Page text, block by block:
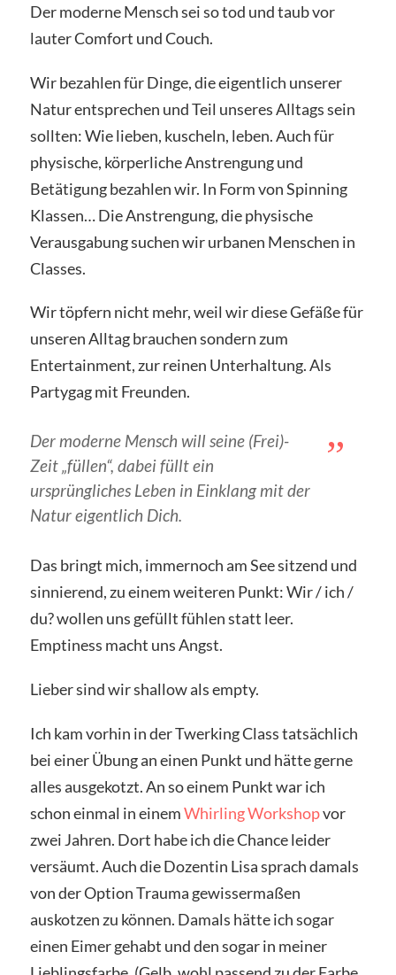
Der moderne Mensch sei so tod und taub vor
lauter Comfort und Couch.
Wir bezahlen für Dinge, die eigentlich unserer
Natur entsprechen und Teil unseres Alltags sein
sollten: Wie lieben, kuscheln, leben. Auch für
physische, körperliche Anstrengung und
Betätigung bezahlen wir. In Form von Spinning
Klassen… Die Anstrengung, die physische
Verausgabung suchen wir urbanen Menschen in
Classes.
Wir töpfern nicht mehr, weil wir diese Gefäße für
unseren Alltag brauchen sondern zum
Entertainment, zur reinen Unterhaltung. Als
Partygag mit Freunden.
Der moderne Mensch will seine (Frei)-
Zeit „füllen“, dabei füllt ein
ursprüngliches Leben in Einklang mit der
Natur eigentlich Dich.
Das bringt mich, immernoch am See sitzend und
sinnierend, zu einem weiteren Punkt: Wir / ich /
du? wollen uns gefüllt fühlen statt leer.
Emptiness macht uns Angst.
Lieber sind wir shallow als empty.
Ich kam vorhin in der Twerking Class tatsächlich
bei einer Übung an einen Punkt und hätte gerne
alles ausgekotzt. An so einem Punkt war ich
schon einmal in einemWhirling Workshopvor
zwei Jahren. Dort habe ich die Chance leider
versäumt. Auch die Dozentin Lisa sprach damals
von der Option Trauma gewissermaßen
auskotzen zu können. Damals hätte ich sogar
einen Eimer gehabt und den sogar in meiner